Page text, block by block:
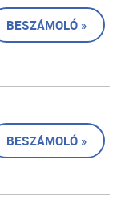
BESZÁMOLÓ »
BESZÁMOLÓ »